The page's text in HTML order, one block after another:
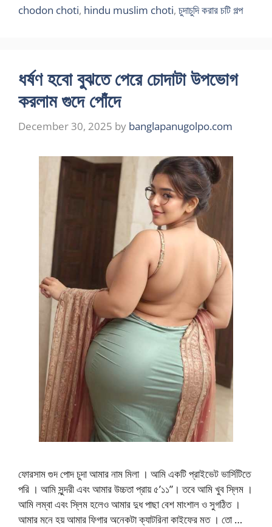
chodon choti, hindu muslim choti, চুদাচুদি করার চটি গল্প
ধর্ষণ হবো বুঝতে পেরে চোদাটা উপভোগ
করলাম গুদে পোঁদে
December 30, 2025 by banglapanugolpo.com
ফোরসাম গুদ পোদ চুদা আমার নাম মিলা । আমি একটি প্রাইভেট ভার্সিটিতে
পরি । আমি সুন্দরী এবং আমার উচ্চতা প্রায় ৫’১১”। তবে আমি খুব স্লিম ।
আমি লম্বা এবং স্লিম হলেও আমার দুধ পাছা বেশ মাংশাল ও সুগঠিত ।
আমার মনে হয় আমার ফিগার অনেকটা ক্যাটরিনা কাইফের মত । তো …